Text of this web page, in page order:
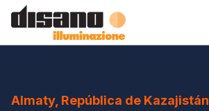
Almaty, República de Kazajistán